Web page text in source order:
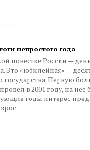
непростого года
повестке России —
«юбилейная» —
государства. Первую
в 2001 году, на нее
годы интерес